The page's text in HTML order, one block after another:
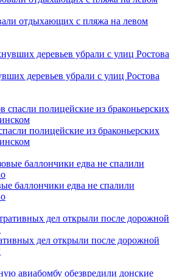
отдыхающих с пляжа на левом
деревьев убрали с улиц Ростова
полицейские из браконьерских
баллончики едва не спалили
дел открыли после дорожной